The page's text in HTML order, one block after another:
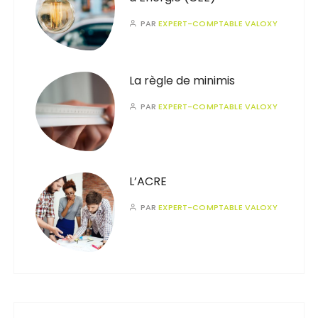
PAREXPERT-COMPTABLE VALOXY
La règle de minimis
PAREXPERT-COMPTABLE VALOXY
L’ACRE
PAREXPERT-COMPTABLE VALOXY